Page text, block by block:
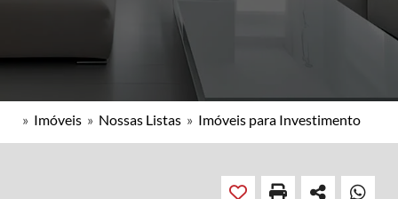
» Imóveis » Nossas Listas » Imóveis para Investimento